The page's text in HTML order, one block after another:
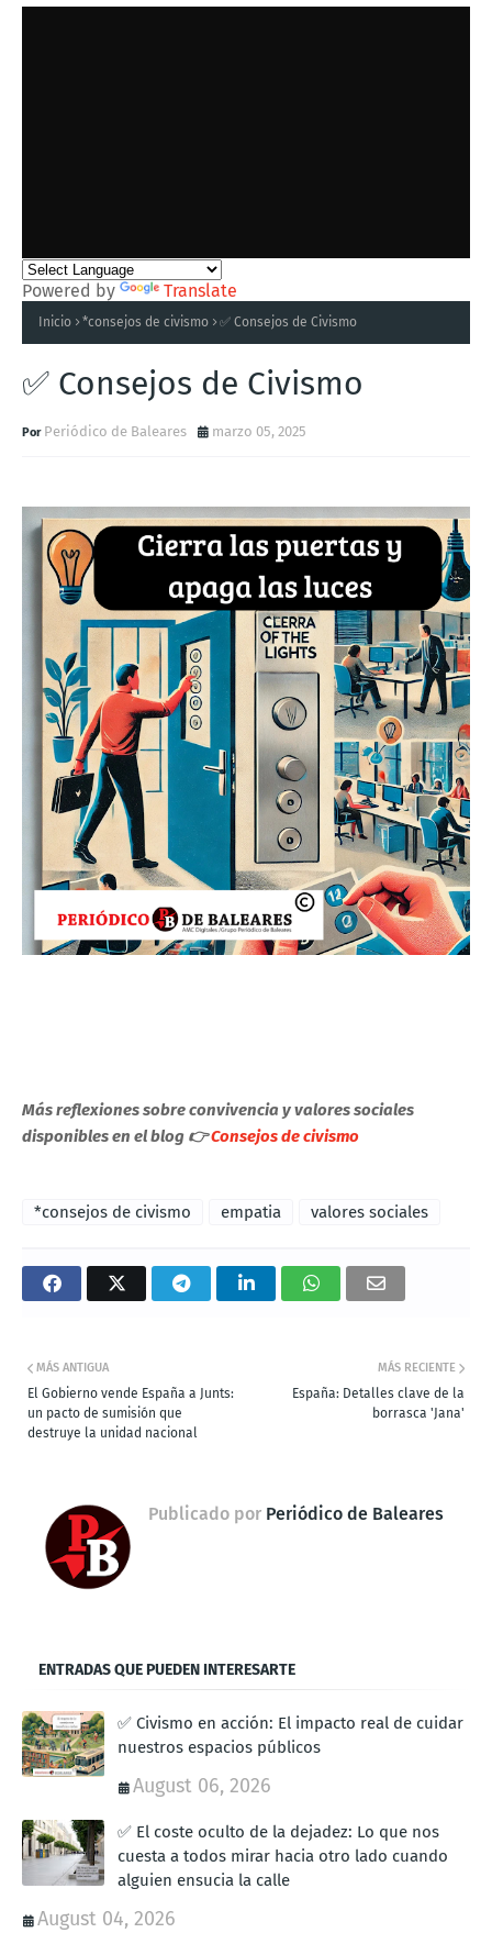
Powered by Translate
Inicio *consejos de civismo ✅ Consejos de Civismo
✅ Consejos de Civismo
Periódico de Baleares marzo 05, 2025
Más reflexiones sobre convivencia y valores sociales
disponibles en el blog 👉Consejos de civismo
*consejos de civismo empatia valores sociales
MÁS RECIENTE
España: Detalles clave de la
borrasca 'Jana'
MÁS ANTIGUA
El Gobierno vende España a Junts:
un pacto de sumisión que
destruye la unidad nacional
Publicado por Periódico de Baleares
ENTRADAS QUE PUEDEN INTERESARTE
✅ Civismo en acción: El impacto real de cuidar
nuestros espacios públicos
August 06, 2026
✅ El coste oculto de la dejadez: Lo que nos
cuesta a todos mirar hacia otro lado cuando
alguien ensucia la calle
August 04, 2026